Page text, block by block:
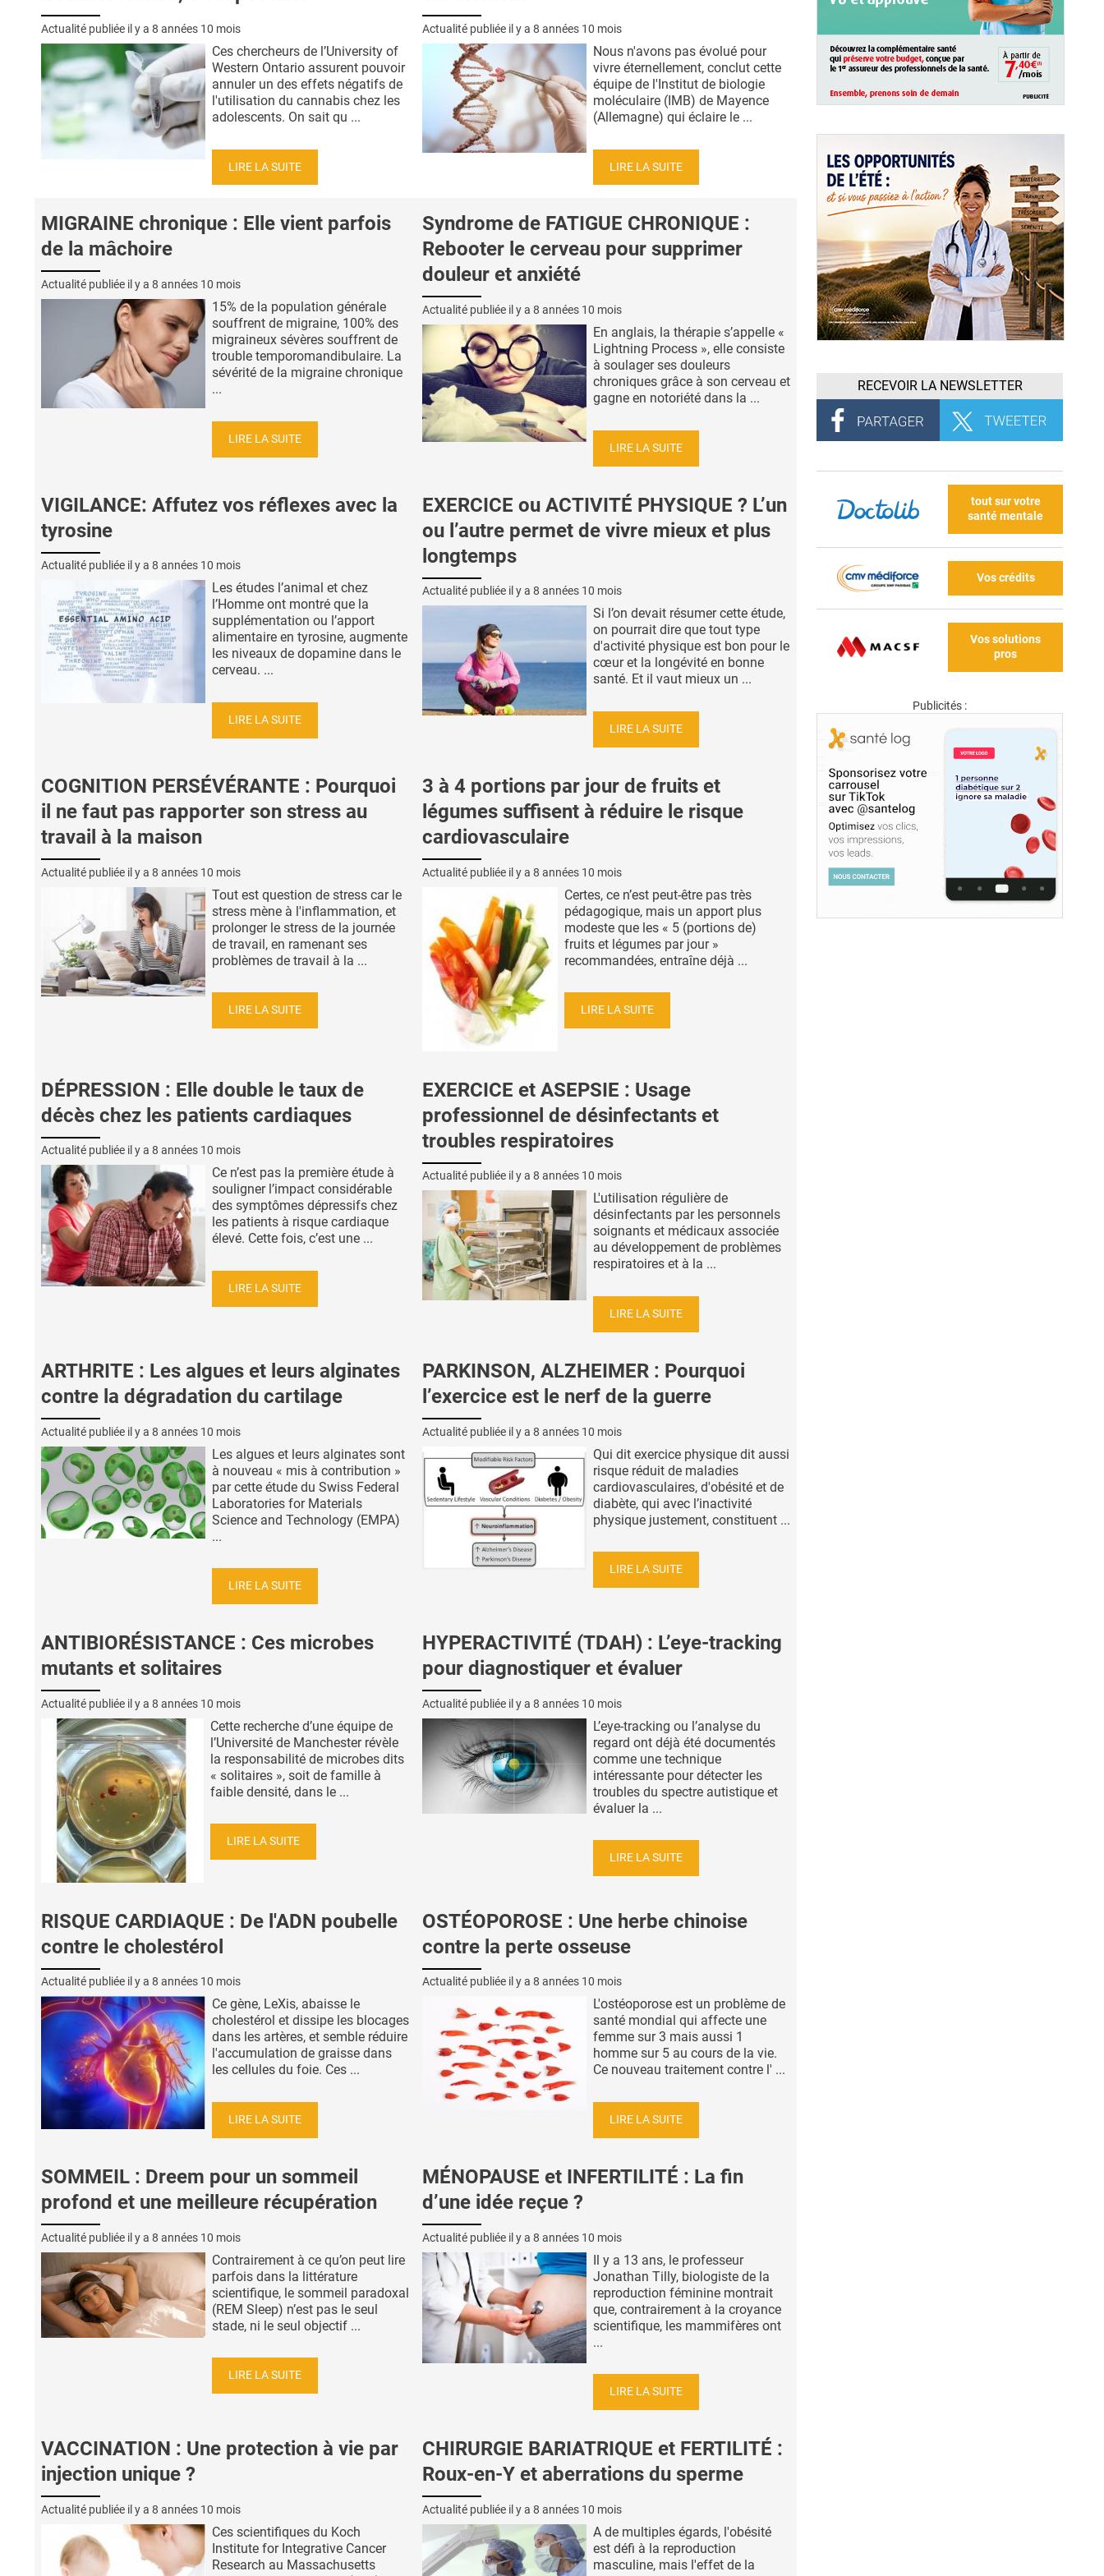
Actualité publiée il y a 8 années 10 mois
Ces chercheurs de l’University of
Western Ontario assurent pouvoir
annuler un des effets négatifs de
l'utilisation du cannabis chez les
adolescents. On sait qu ...
LIRE LA SUITE
Actualité publiée il y a 8 années 10 mois
Nous n'avons pas évolué pour
vivre éternellement, conclut cette
équipe de l'Institut de biologie
moléculaire (IMB) de Mayence
(Allemagne) qui éclaire le ...
LIRE LA SUITE
MIGRAINE chronique : Elle vient parfois
de la mâchoire
Actualité publiée il y a 8 années 10 mois
15% de la population générale
souffrent de migraine, 100% des
migraineux sévères souffrent de
trouble temporomandibulaire. La
sévérité de la migraine chronique
...
LIRE LA SUITE
Syndrome de FATIGUE CHRONIQUE :
Rebooter le cerveau pour supprimer
douleur et anxiété
Actualité publiée il y a 8 années 10 mois
En anglais, la thérapie s’appelle «
Lightning Process », elle consiste
à soulager ses douleurs
chroniques grâce à son cerveau et
gagne en notoriété dans la ...
LIRE LA SUITE
VIGILANCE: Affutez vos réflexes avec la
tyrosine
Actualité publiée il y a 8 années 10 mois
Les études l’animal et chez
l’Homme ont montré que la
supplémentation ou l’apport
alimentaire en tyrosine, augmente
les niveaux de dopamine dans le
cerveau. ...
LIRE LA SUITE
EXERCICE ou ACTIVITÉ PHYSIQUE ? L’un
ou l’autre permet de vivre mieux et plus
longtemps
Actualité publiée il y a 8 années 10 mois
Si l’on devait résumer cette étude,
on pourrait dire que tout type
d'activité physique est bon pour le
cœur et la longévité en bonne
santé. Et il vaut mieux un ...
LIRE LA SUITE
COGNITION PERSÉVÉRANTE : Pourquoi
il ne faut pas rapporter son stress au
travail à la maison
Actualité publiée il y a 8 années 10 mois
Tout est question de stress car le
stress mène à l'inflammation, et
prolonger le stress de la journée
de travail, en ramenant ses
problèmes de travail à la ...
LIRE LA SUITE
3 à 4 portions par jour de fruits et
légumes suffisent à réduire le risque
cardiovasculaire
Actualité publiée il y a 8 années 10 mois
Certes, ce n’est peut-être pas très
pédagogique, mais un apport plus
modeste que les « 5 (portions de)
fruits et légumes par jour »
recommandées, entraîne déjà ...
LIRE LA SUITE
DÉPRESSION : Elle double le taux de
décès chez les patients cardiaques
Actualité publiée il y a 8 années 10 mois
Ce n’est pas la première étude à
souligner l’impact considérable
des symptômes dépressifs chez
les patients à risque cardiaque
élevé. Cette fois, c’est une ...
LIRE LA SUITE
EXERCICE et ASEPSIE : Usage
professionnel de désinfectants et
troubles respiratoires
Actualité publiée il y a 8 années 10 mois
L'utilisation régulière de
désinfectants par les personnels
soignants et médicaux associée
au développement de problèmes
respiratoires et à la ...
LIRE LA SUITE
ARTHRITE : Les algues et leurs alginates
contre la dégradation du cartilage
Actualité publiée il y a 8 années 10 mois
Les algues et leurs alginates sont
à nouveau « mis à contribution »
par cette étude du Swiss Federal
Laboratories for Materials
Science and Technology (EMPA)
...
LIRE LA SUITE
PARKINSON, ALZHEIMER : Pourquoi
l’exercice est le nerf de la guerre
Actualité publiée il y a 8 années 10 mois
Qui dit exercice physique dit aussi
risque réduit de maladies
cardiovasculaires, d'obésité et de
diabète, qui avec l’inactivité
physique justement, constituent ...
LIRE LA SUITE
ANTIBIORÉSISTANCE : Ces microbes
mutants et solitaires
Actualité publiée il y a 8 années 10 mois
Cette recherche d’une équipe de
l’Université de Manchester révèle
la responsabilité de microbes dits
« solitaires », soit de famille à
faible densité, dans le ...
LIRE LA SUITE
HYPERACTIVITÉ (TDAH) : L’eye-tracking
pour diagnostiquer et évaluer
Actualité publiée il y a 8 années 10 mois
L’eye-tracking ou l’analyse du
regard ont déjà été documentés
comme une technique
intéressante pour détecter les
troubles du spectre autistique et
évaluer la ...
LIRE LA SUITE
RISQUE CARDIAQUE : De l'ADN poubelle
contre le cholestérol
Actualité publiée il y a 8 années 10 mois
Ce gène, LeXis, abaisse le
cholestérol et dissipe les blocages
dans les artères, et semble réduire
l'accumulation de graisse dans
les cellules du foie. Ces ...
LIRE LA SUITE
OSTÉOPOROSE : Une herbe chinoise
contre la perte osseuse
Actualité publiée il y a 8 années 10 mois
L'ostéoporose est un problème de
santé mondial qui affecte une
femme sur 3 mais aussi 1
homme sur 5 au cours de la vie.
Ce nouveau traitement contre l' ...
LIRE LA SUITE
SOMMEIL : Dreem pour un sommeil
profond et une meilleure récupération
Actualité publiée il y a 8 années 10 mois
Contrairement à ce qu’on peut lire
parfois dans la littérature
scientifique, le sommeil paradoxal
(REM Sleep) n’est pas le seul
stade, ni le seul objectif ...
LIRE LA SUITE
MÉNOPAUSE et INFERTILITÉ : La fin
d’une idée reçue ?
Actualité publiée il y a 8 années 10 mois
Il y a 13 ans, le professeur
Jonathan Tilly, biologiste de la
reproduction féminine montrait
que, contrairement à la croyance
scientifique, les mammifères ont
...
LIRE LA SUITE
VACCINATION : Une protection à vie par
injection unique ?
Actualité publiée il y a 8 années 10 mois
Ces scientifiques du Koch
Institute for Integrative Cancer
Research au Massachusetts
CHIRURGIE BARIATRIQUE et FERTILITÉ :
Roux-en-Y et aberrations du sperme
Actualité publiée il y a 8 années 10 mois
A de multiples égards, l'obésité
est défi à la reproduction
masculine, mais l'effet de la
RECEVOIR LA NEWSLETTER
tout sur votre
santé mentale
Vos crédits
Vos solutions
pros
Publicités :